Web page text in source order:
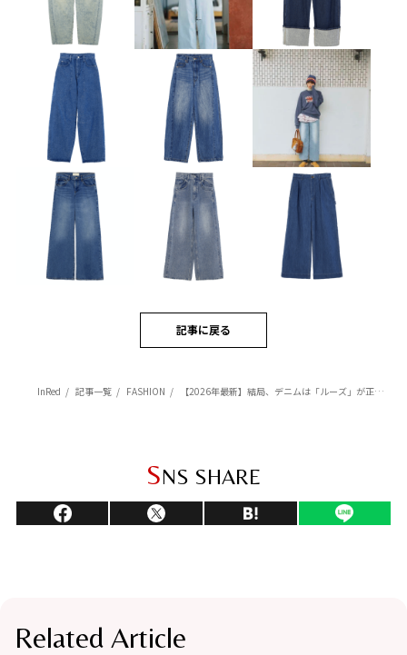
記事に戻る
InRed 記事一覧 FASHION 【2026年最新】結局、デニムは「ルーズ」が正解。体型カバーと洒落感を両立する推し3型
SNS SHARE
Related Article